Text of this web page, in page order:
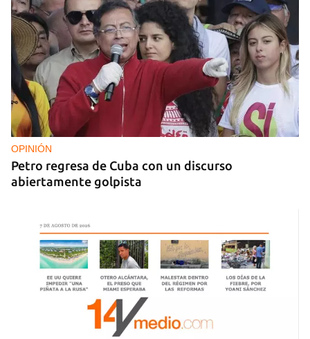
FOTO DEL DÍA
Lluvia para beber, agua contaminada para el día a
día
OPINIÓN
Petro regresa de Cuba con un discurso
abiertamente golpista